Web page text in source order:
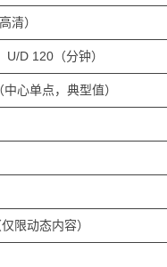
清）
D 120（分钟）
心单点，典型值）
限动态内容）